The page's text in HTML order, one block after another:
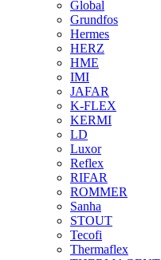
Global
Grundfos
Hermes
HERZ
HME
IMI
JAFAR
K-FLEX
KERMI
LD
Luxor
Reflex
RIFAR
ROMMER
Sanha
STOUT
Tecofi
Thermaflex